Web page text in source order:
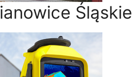
Śląskie